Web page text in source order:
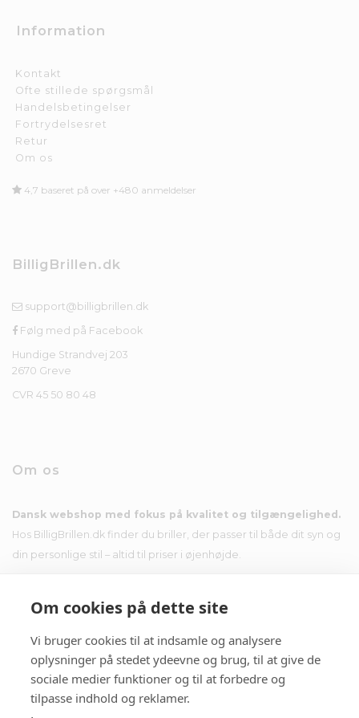
Om cookies på dette site
Vi bruger cookies til at indsamle og analysere
oplysninger på stedet ydeevne og brug, til at give de
sociale medier funktioner og til at forbedre og
tilpasse indhold og reklamer.
Information
Kontakt
Ofte stillede spørgsmål
Handelsbetingelser
Fortrydelsesret
Retur
Om os
4,7 baseret på over +480 anmeldelser
BilligBrillen.dk
support@billigbrillen.dk
Følg med på Facebook
Hundige Strandvej 203
2670 Greve
CVR 45 50 80 48
Om os
Dansk webshop med fokus på kvalitet og tilgængelighed.
Hos BilligBrillen.dk finder du briller, der passer til både dit syn og
din personlige stil – altid til priser i øjenhøjde.
Nyhedsbrev
Tilmeld dig nyhedsbrevet og få tilbud i din indbakke.